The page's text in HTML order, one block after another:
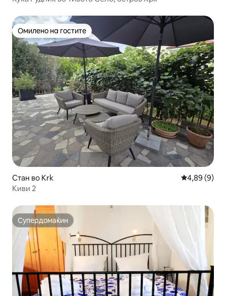
Омилено на гостите
Омилено на гостите
Стан во Krk Просечна
4,89 (9)
Киви 2
Супердомаќин
Супердомаќин